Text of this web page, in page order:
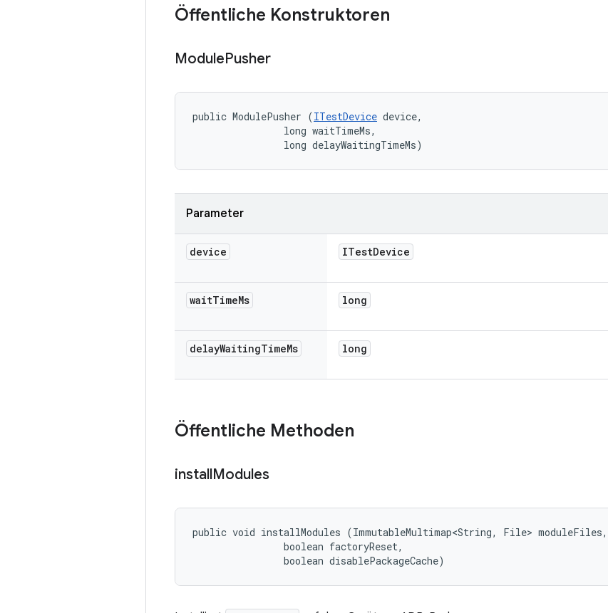
Öffentliche Konstruktoren
ModulePusher
public ModulePusher (ITestDevice device,
                long waitTimeMs,
                long delayWaitingTimeMs)
Parameter
device ITestDevice
waitTimeMs long
delayWaitingTimeMs long
Öffentliche Methoden
installModules
public void installModules (ImmutableMultimap<String, File> moduleFiles,
                boolean factoryReset,
                boolean disablePackageCache)